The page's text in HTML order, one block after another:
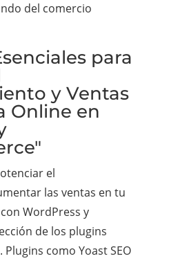
del comercio
para
y Ventas
Online en
el
las ventas en tu
WordPress y
de los plugins
como Yoast SEO